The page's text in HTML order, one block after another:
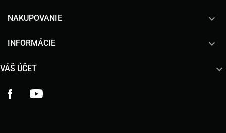
NAKUPOVANIE 
INFORMÁCIE 
VÁŠ ÚČET 
Facebook